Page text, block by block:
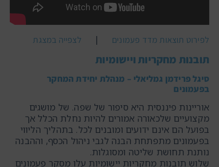
לפירוט תוצאות מדד פעמונים | לצפייה במצגת
תובנות מחקריות ויישומיות
סיגל פרידמן גמליאלי – מנהלת יחידת המחקר
בפעמונים
אוריינות פיננסית היא סיפור של שפה. של מושגים
מקצועיים שלכאורה אמורים להיות נחלת הכלל אך
בפועל הם אינם ידועים ומובנים לכל. בתהליך הליווי
בפעמונים מתפתחת הבנה לגבי ניהול הכסף, וההבנה
נותנת תחושת שליטה ומסוגלות.
שלוש תובנות מחקריות יישומיות עלו מסקר פעמונים